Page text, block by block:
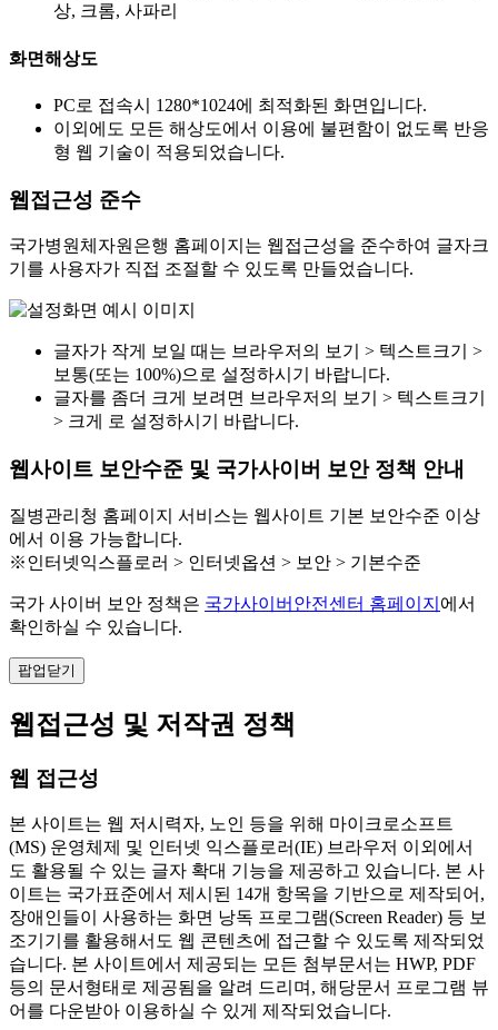
상, 크롬, 사파리
화면해상도
PC로 접속시 1280*1024에 최적화된 화면입니다.
이외에도 모든 해상도에서 이용에 불편함이 없도록 반응
형 웹 기술이 적용되었습니다.
웹접근성 준수
국가병원체자원은행 홈페이지는 웹접근성을 준수하여 글자크
기를 사용자가 직접 조절할 수 있도록 만들었습니다.
글자가 작게 보일 때는 브라우저의 보기 > 텍스트크기 >
보통(또는 100%)으로 설정하시기 바랍니다.
글자를 좀더 크게 보려면 브라우저의 보기 > 텍스트크기
> 크게 로 설정하시기 바랍니다.
웹사이트 보안수준 및 국가사이버 보안 정책 안내
질병관리청 홈페이지 서비스는 웹사이트 기본 보안수준 이상
에서 이용 가능합니다.
※인터넷익스플로러 > 인터넷옵션 > 보안 > 기본수준
국가 사이버 보안 정책은 국가사이버안전센터 홈페이지 에서
확인하실 수 있습니다.
팝업닫기
웹접근성 및 저작권 정책
웹 접근성
본 사이트는 웹 저시력자, 노인 등을 위해 마이크로소프트
(MS) 운영체제 및 인터넷 익스플로러(IE) 브라우저 이외에서
도 활용될 수 있는 글자 확대 기능을 제공하고 있습니다. 본 사
이트는 국가표준에서 제시된 14개 항목을 기반으로 제작되어,
장애인들이 사용하는 화면 낭독 프로그램(Screen Reader) 등 보
조기기를 활용해서도 웹 콘텐츠에 접근할 수 있도록 제작되었
습니다. 본 사이트에서 제공되는 모든 첨부문서는 HWP, PDF
등의 문서형태로 제공됨을 알려 드리며, 해당문서 프로그램 뷰
어를 다운받아 이용하실 수 있게 제작되었습니다.